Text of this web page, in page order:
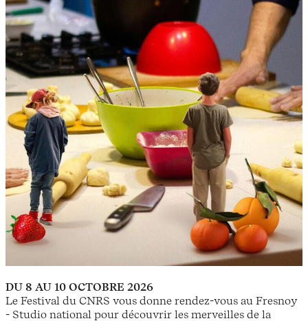
DU 8 AU 10 OCTOBRE 2026
Le Festival du CNRS vous donne rendez-vous au Fresnoy
- Studio national pour découvrir les merveilles de la